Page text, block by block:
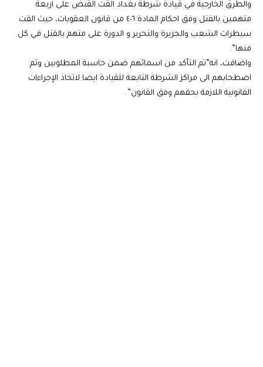
والطرق الخارجية في قيادة شرطة بغداد القت القبض على اربعة
متهمين بالقتل وفق احكام المادة ٤٠٦ من قانون العقوبات، حيث القت
سيطرات الشعب والجزيرة والتحرير و الدورة على متهم بالقتل في كل
منها”.
واضافت، انه”تم التأكد من اسمائهم ضمن حاسبة المطلوبين وتم
اصطحابهم الى مراكز الشرطة التابعة للقيادة ايضا لاتخاذ الإجراءات
القانونية اللازمة بحقهم وفق القانون”.